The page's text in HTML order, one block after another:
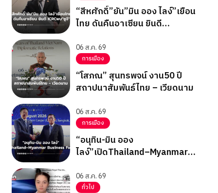
“สีหศักดิ์”ยัน”มิน ออง ไลง์”เยือน
ไทย ดันคืนอาเซียน ยินดี
06 ส.ค. 69
การเมือง
“โสภณ” สุนทรพจน์ งาน50 ปี
สถาปนาสัมพันธ์ไทย – เวียดนาม
06 ส.ค. 69
การเมือง
“อนุทิน-มิน ออง
ไลง์”เปิดThailand–Myanmar
06 ส.ค. 69
ทั่วไป